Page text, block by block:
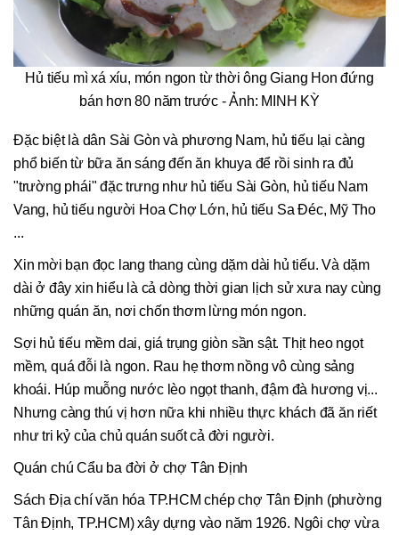
Hủ tiếu mì xá xíu, món ngon từ thời ông Giang Hon đứng
bán hơn 80 năm trước - Ảnh: MINH KỲ
Đặc biệt là dân Sài Gòn và phương Nam, hủ tiếu lại càng
phổ biến từ bữa ăn sáng đến ăn khuya để rồi sinh ra đủ
"trường phái" đặc trưng như hủ tiếu Sài Gòn, hủ tiếu Nam
Vang, hủ tiếu người Hoa Chợ Lớn, hủ tiếu Sa Đéc, Mỹ Tho
...
Xin mời bạn đọc lang thang cùng dặm dài hủ tiếu. Và dặm
dài ở đây xin hiểu là cả dòng thời gian lịch sử xưa nay cùng
những quán ăn, nơi chốn thơm lừng món ngon.
Sợi hủ tiếu mềm dai, giá trụng giòn sần sật. Thịt heo ngọt
mềm, quá đỗi là ngon. Rau hẹ thơm nồng vô cùng sảng
khoái. Húp muỗng nước lèo ngọt thanh, đậm đà hương vị...
Nhưng càng thú vị hơn nữa khi nhiều thực khách đã ăn riết
như tri kỷ của chủ quán suốt cả đời người.
Quán chú Cẩu ba đời ở chợ Tân Định
Sách Địa chí văn hóa TP.HCM chép chợ Tân Định (phường
Tân Định, TP.HCM) xây dựng vào năm 1926. Ngôi chợ vừa